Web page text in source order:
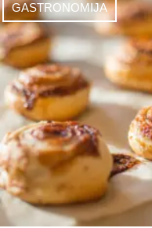
GASTRONOMIJA